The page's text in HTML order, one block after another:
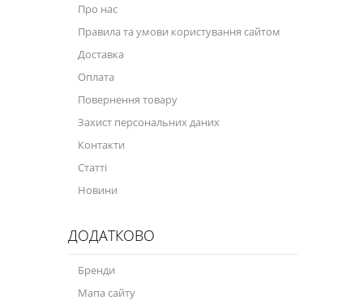
Промислова програма
Зимова програма
Про нас
Правила та умови користування сайтом
Доставка
Оплата
Повернення товару
Захист персональних даних
Контакти
Статті
Новини
ДОДАТКОВО
Бренди
Мапа сайту